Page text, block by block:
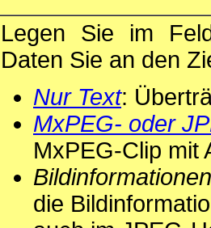
Legen Sie im
Daten Sie an den
Nur Text:
MxPEG- oder
MxPEG-Clip mit
die